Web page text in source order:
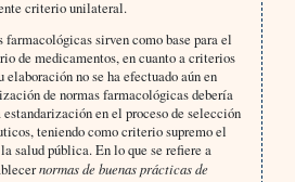
criterio unilateral.
farmacológicas sirven como base para el
de medicamentos, en cuanto a criterios
no se ha efectuado aún en
de normas farmacológicas debería
estandarización en el proceso de selección
teniendo como criterio supremo el
salud pública. En lo que se refiere a
normas de buenas prácticas de